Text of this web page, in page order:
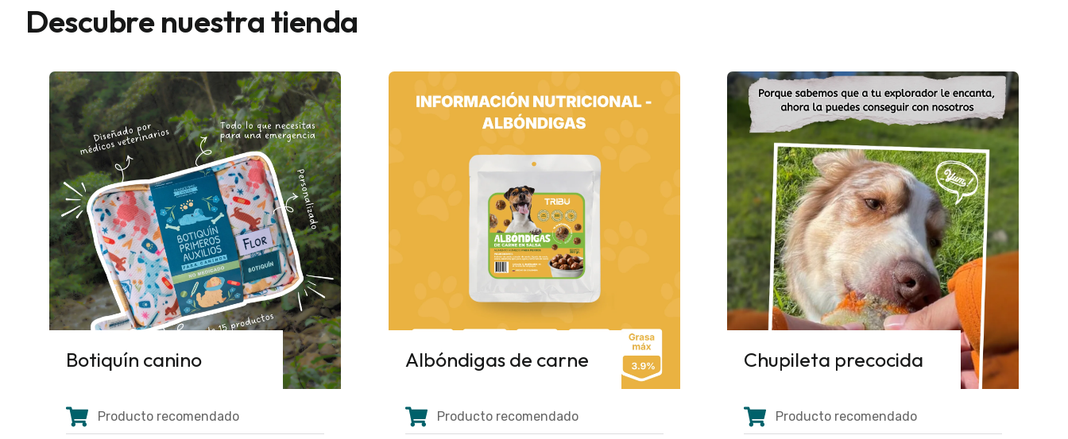
Descubre nuestra tienda
Botiquín canino
Producto recomendado
Albóndigas de carne
Producto recomendado
Chupileta precocida
Producto recomendado